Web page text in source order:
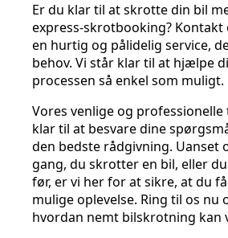
Er du klar til at skrotte din bil
express-skrotbooking? Kontakt
en hurtig og pålidelig service,
behov. Vi står klar til at hjælpe
processen så enkel som muligt.
Vores venlige og professionelle
klar til at besvare dine
den bedste rådgivning. Uanset
gang, du skrotter en bil, eller
før, er vi her for at sikre, at du
mulige oplevelse. Ring til os nu
hvordan nemt bilskrotning kan